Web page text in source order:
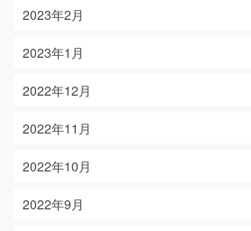
2023年2月
2023年1月
2022年12月
2022年11月
2022年10月
2022年9月